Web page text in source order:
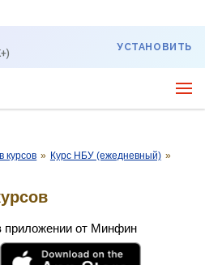
УСТАНОВИТЬ
курсов » Курс НБУ (ежедневный) »
приложении от Минфин